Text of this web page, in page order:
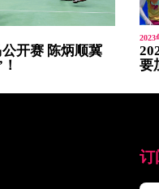
开赛 陈炳顺冀
2023
要
订